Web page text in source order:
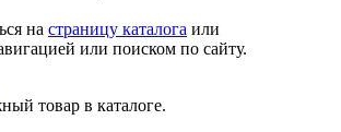
на страницу каталога или
или поиском по сайту.
товар в каталоге.